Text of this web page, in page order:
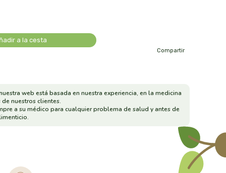
a la cesta
Compartir
web está basada en nuestra experiencia, en la medicina
nuestros clientes.
a su médico para cualquier problema de salud y antes de